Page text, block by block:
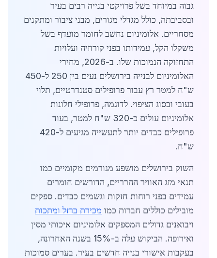
גבוה במיוחד בשל פרויקטי בנייה רבים בעיר
ובסביבתה, כולל מגדלי מגורים, מבני ציבור ומתקנים
מסחריים. אלומיניום נחשב לחומר מועדף בשל
משקלו הקל, עמידותו בפני קורוזיה ועלויות
התחזוקה הנמוכות שלו. ב-2026, מחירי
האלומיניום לבנייה בירושלים נעים בין 250 ל-450
ש"ח למטר רץ עבור פרופילים סטנדרטיים, תלוי
בעובי ובסוג הציפוי. לדוגמה, פרופילי חלונות
אלומיניום עולים כ-320 ש"ח למטר, בעוד
פרופילים כבדים יותר לתעשייה מגיעים ל-420
ש"ח.
השוק בירושלים מושפע מגורמים מקומיים כמו
תנאי מזג האוויר ההרריים, הדורשים חומרים
עמידים בפני רוחות חזקות וגשמים כבדים. ספקים
מובילים כוללים חברות כמו מכירת ברזל ומתכות
ויבואנים גדולים המספקים אלומיניום איכותי מסין
ואירופה. הביקוש עלה ב-15% בשנה האחרונה,
בעקבות אישורי בנייה חדשים בעיר. בערים סמוכות